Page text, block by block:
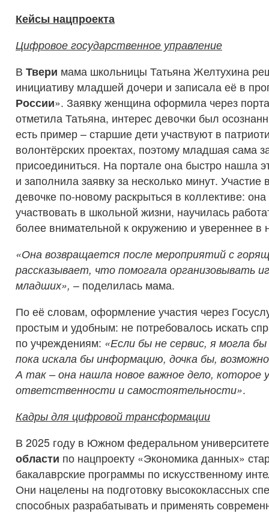
Кейсы нацпроекта
Цифровое государственное управление
В Твери мама школьницы Татьяна Желтухина
инициативу младшей дочери и записала её в
России». Заявку женщина оформила через
отметила Татьяна, интерес девочки был
есть пример – старшие дети участвуют в
волонтёрских проектах, поэтому младшая сама
присоединиться. На портале она быстро нашла
и заполнила заявку за несколько минут. Участие
девочке по-новому раскрыться в коллективе:
участвовать в школьной жизни, научилась
более внимательной к окружению и увереннее в
«Она возвращается после мероприятий с
рассказывает, что помогала организовывать
младших», – поделилась мама.
По её словам, оформление участия через
простым и удобным: не потребовалось искать
по учреждениям: «Если бы не сервис, я могла
пока искала бы информацию, дочка бы,
А так – она нашла новое важное дело, которое
ответственности и самостоятельности».
Кадры для цифровой трансформации
В 2025 году в Южном федеральном
области по нацпроекту «Экономика данных»
бакалаврские программы по искусственному
Они нацелены на подготовку высококлассных
способных разрабатывать и применять